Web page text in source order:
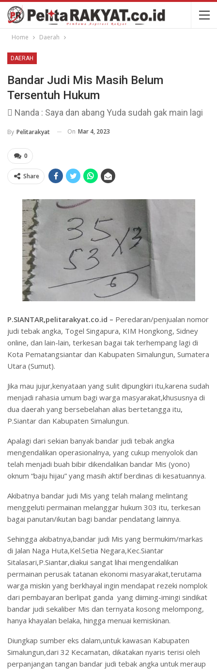
Home Daerah
DAERAH
Bandar Judi Mis Masih Belum
Tersentuh Hukum
 Nanda : Saya dan abang Yuda sudah gak main lagi
By Pelitarakyat On Mar 4, 2023
0
Share
P.SIANTAR,pelitarakyat.co.id – Peredaran/penjualan nomor
judi tebak angka, Togel Singapura, KIM Hongkong, Sidney
online, dan lain-lain, terkesan bagai tak terhempang lagi di
Kota Pematangsiantar dan Kabupaten Simalungun, Sumatera
Utara (Sumut).
Jika mau jujur,kenyataan yang sulit dipungkiri itu,karena sudah
menjadi rahasia umum bagi warga masyarakat,khususnya di
dua daerah yang bersebelahan alias bertetangga itu,
P.Siantar dan Kabupaten Simalungun.
Apalagi dari sekian banyak bandar judi tebak angka
mengendalikan operasionalnya, yang cukup menyolok dan
telah menjadi buah bibir dikendalikan bandar Mis (yono)
oknum “baju hijau” yang masih aktif berdinas di kesatuannya.
Akibatnya bandar judi Mis yang telah malang melintang
menggeluti permainan melanggar hukum 303 itu, terkesan
bagai panutan/ikutan bagi bandar pendatang lainnya.
Sehingga akibatnya,bandar judi Mis yang bermukim/markas
di Jalan Naga Huta,Kel.Setia Negara,Kec.Siantar
Sitalasari,P.Siantar,diakui sangat lihai mengendalikan
permainan perusak tatanan ekonomi masyarakat,terutama
warga miskin yang berkhayal ingin mendapat rezeki nomplok
dari pembayaran berlipat ganda yang diiming-imingi sindikat
bandar judi sekaliber Mis dan ternyata kosong melompong,
hanya khayalan belaka, hingga menuai kemiskinan.
Diungkap sumber eks dalam,untuk kawasan Kabupaten
Simalungun,dari 32 Kecamatan, dikatakan nyaris terisi oleh
perpanjangan tangan bandar judi tebak angka untuk meraup